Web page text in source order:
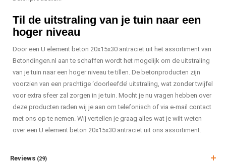
Til de uitstraling van je tuin naar een
hoger niveau
Door een U element beton 20x15x30 antraciet uit het assortiment van
Betondingen.nl aan te schaffen wordt het mogelijk om de uitstraling
van je tuin naar een hoger niveau te tillen. De betonproducten zijn
voorzien van een prachtige ‘doorleefde’ uitstraling, wat zonder twijfel
voor extra sfeer zal zorgen in je tuin. Mocht je nu vragen hebben over
deze producten raden wij je aan om telefonisch of via e-mail contact
met ons op te nemen. Wij vertellen je graag alles wat je wilt weten
over een U element beton 20x15x30 antraciet uit ons assortiment.
Reviews (29)